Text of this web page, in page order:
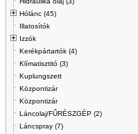
Hólánc (45)
Illatosítók
Izzók
Kerékpártartók (4)
Klímatisztitó (3)
Kuplungszett
Központizár
Központizár
Láncolaj/FŰRÉSZGÉP (2)
Láncspray (7)